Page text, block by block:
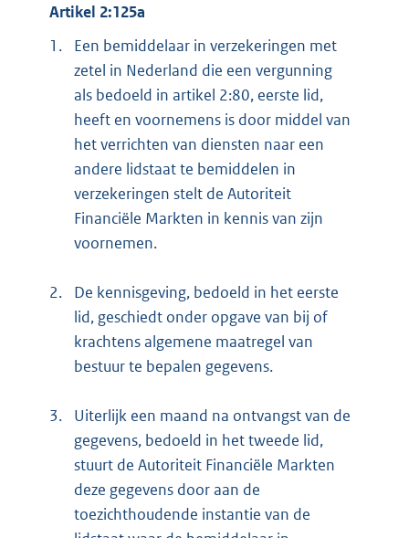
Artikel 2:125a
1.
Een bemiddelaar in verzekeringen met
zetel in Nederland die een vergunning
als bedoeld in artikel 2:80, eerste lid,
heeft en voornemens is door middel van
het verrichten van diensten naar een
andere lidstaat te bemiddelen in
verzekeringen stelt de Autoriteit
Financiële Markten in kennis van zijn
voornemen.
2.
De kennisgeving, bedoeld in het eerste
lid, geschiedt onder opgave van bij of
krachtens algemene maatregel van
bestuur te bepalen gegevens.
3.
Uiterlijk een maand na ontvangst van de
gegevens, bedoeld in het tweede lid,
stuurt de Autoriteit Financiële Markten
deze gegevens door aan de
toezichthoudende instantie van de